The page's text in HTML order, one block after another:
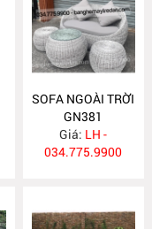
SOFA NGOÀI TRỜI
GN381
Giá: LH -
034.775.9900